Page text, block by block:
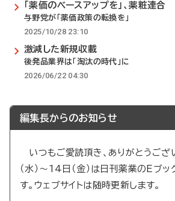
「薬価のベースアップを」、薬粧連合
与野党が「薬価政策の転換を」
2025/10/28 23:10
激減した新規収載
後発品業界は「淘汰の時代」に
2026/06/22 04:30
編集長からのお知らせ
いつもご愛読頂き、ありがとうござ
（水）～14日（金）は日刊薬業のEブ
す。ウェブサイトは随時更新します。